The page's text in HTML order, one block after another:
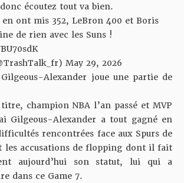
écoutez tout va bien.
en ont mis 352, LeBron 400 et Boris
de rien avec les Suns !
May 29, 2026
Alexander joue une partie de
champion NBA l’an passé et MVP
Gilgeous-Alexander a tout gagné en
rencontrées face aux Spurs de
les accusations de flopping dont il fait
aujourd’hui son statut, lui qui a
dans ce Game 7.